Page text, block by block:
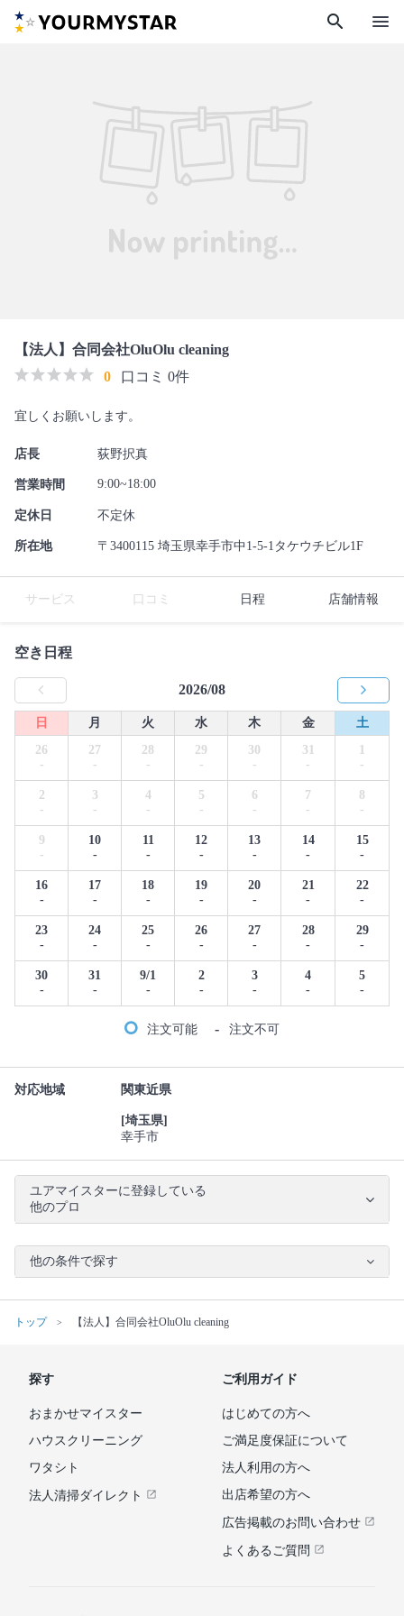
search menu
【法人】合同会社OluOlu cleaning
0
口コミ 0件
宜しくお願いします。
店長 荻野択真
営業時間 9:00~18:00
定休日 不定休
所在地 〒3400115 埼玉県幸手市中1-5-1タケウチビル1F
サービス 口コミ 日程 店舗情報
空き日程
2026/08
日 月 火 水 木 金
土
26
-
27
-
28
-
29
-
30
-
31
-
1
-
2
-
3
-
4
-
5
-
6
-
7
-
8
-
9
-
10
-
11
-
12
-
13
-
14
-
15
-
16
-
17
-
18
-
19
-
20
-
21
-
22
-
23
-
24
-
25
-
26
-
27
-
28
-
29
-
30
-
31
-
9/1
-
2
-
3
-
4
-
5
-
注文可能 - 注文不可
対応地域 関東近県
[埼玉県]
幸手市
ユアマイスターに登録している
他のプロ
他の条件で探す
トップ 【法人】合同会社OluOlu cleaning
探す
おまかせマイスター
ハウスクリーニング
ワタシト
法人清掃ダイレクト
ご利用ガイド
はじめての方へ
ご満足度保証について
法人利用の方へ
出店希望の方へ
広告掲載のお問い合わせ
よくあるご質問